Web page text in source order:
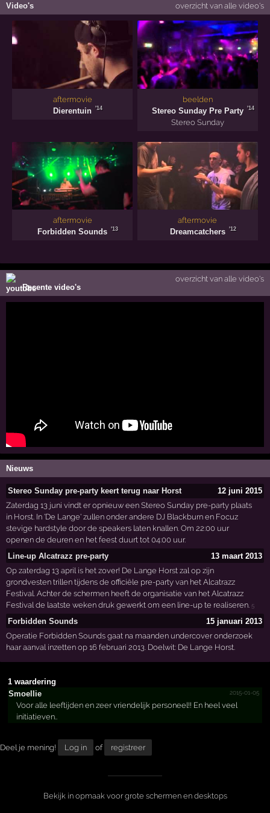
Video's overzicht van alle video's
aftermovie
Dierentuin
'14
beelden
Stereo Sunday Pre Party
'14
Stereo Sunday
aftermovie
Forbidden Sounds
'13
aftermovie
Dreamcatchers
'12
Recente video's
overzicht van alle video's
Nieuws
Stereo Sunday pre-party keert terug naar Horst
12 juni 2015
Zaterdag 13 juni vindt er opnieuw een Stereo Sunday pre-party plaats
in Horst. In 'De Lange' zullen onder andere DJ Blackburn en Focuz
stevige hardstyle door de speakers laten knallen. Om 22:00 uur
openen de deuren en het feest duurt tot 04:00 uur.
Line-up Alcatrazz pre-party
13 maart 2013
Op zaterdag 13 april is het zover! De Lange Horst zal op zijn
grondvesten trillen tijdens de officiële pre-party van het Alcatrazz
Festival. Achter de schermen heeft de organisatie van het Alcatrazz
Festival de laatste weken druk gewerkt om een line-up te realiseren.5
Forbidden Sounds
15 januari 2013
Operatie Forbidden Sounds gaat na maanden undercover onderzoek
haar aanval inzetten op 16 februari 2013. Doelwit: De Lange Horst.
1 waardering
Smoellie
2015-01-05
Voor alle leeftijden en zeer vriendelijk personeel!! En heel veel
initiatieven..
Deel je mening! Log in of registreer
Bekijk in opmaak voor grote schermen en desktops